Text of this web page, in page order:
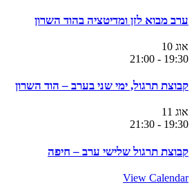
ערב מבוא לזן ומדיטציה בהוד השרון
אוג 10
19:30
-
21:00
קבוצת תרגול, ימי שני בערב – הוד השרון
אוג 11
19:30
-
21:30
קבוצת תרגול שלישי ערב – חיפה
View Calendar